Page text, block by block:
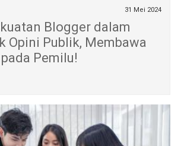
31 Mei 2024
Blogger dalam
Opini Publik, Membawa
Pemilu!